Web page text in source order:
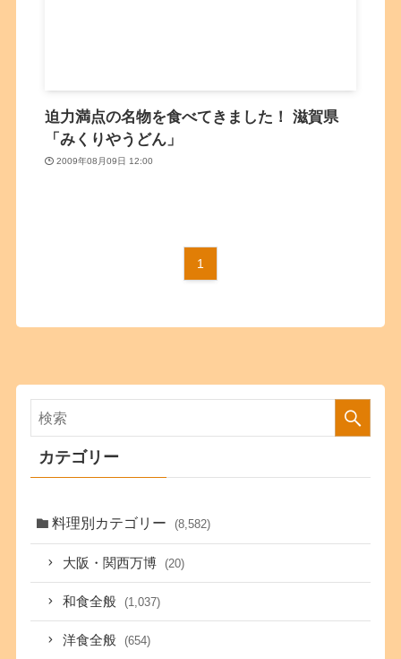
迫力満点の名物を食べてきました！ 滋賀県
「みくりやうどん」
2009年08月09日 12:00
1
カテゴリー
料理別カテゴリー (8,582)
大阪・関西万博 (20)
和食全般 (1,037)
洋食全般 (654)